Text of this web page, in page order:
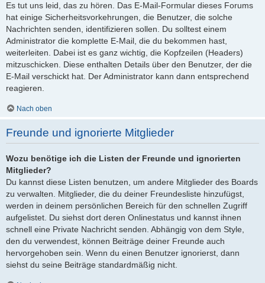
Es tut uns leid, das zu hören. Das E-Mail-Formular dieses Forums
hat einige Sicherheitsvorkehrungen, die Benutzer, die solche
Nachrichten senden, identifizieren sollen. Du solltest einem
Administrator die komplette E-Mail, die du bekommen hast,
weiterleiten. Dabei ist es ganz wichtig, die Kopfzeilen (Headers)
mitzuschicken. Diese enthalten Details über den Benutzer, der die
E-Mail verschickt hat. Der Administrator kann dann entsprechend
reagieren.
Nach oben
Freunde und ignorierte Mitglieder
Wozu benötige ich die Listen der Freunde und ignorierten
Mitglieder?
Du kannst diese Listen benutzen, um andere Mitglieder des Boards
zu verwalten. Mitglieder, die du deiner Freundesliste hinzufügst,
werden in deinem persönlichen Bereich für den schnellen Zugriff
aufgelistet. Du siehst dort deren Onlinestatus und kannst ihnen
schnell eine Private Nachricht senden. Abhängig von dem Style,
den du verwendest, können Beiträge deiner Freunde auch
hervorgehoben sein. Wenn du einen Benutzer ignorierst, dann
siehst du seine Beiträge standardmäßig nicht.